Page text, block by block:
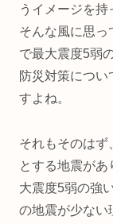
うイメージを持
そんな風に思っ
で最大震度5弱
防災対策につ
すよね。
それもそのは
とする地震が
大震度5弱の強
の地震が少ない